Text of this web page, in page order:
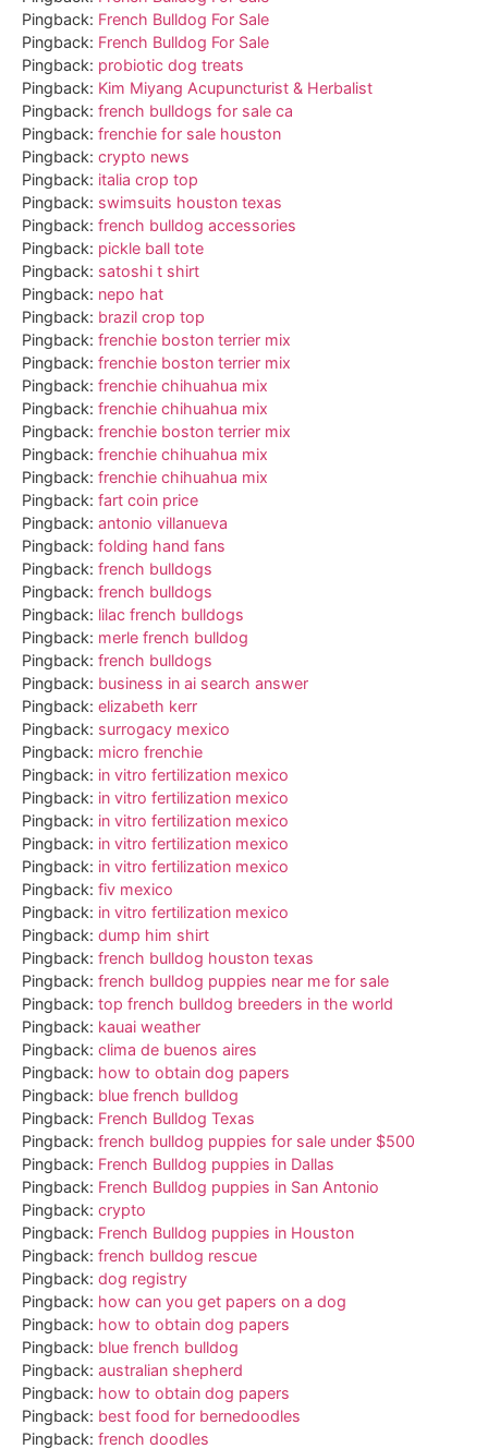
Pingback: French Bulldog For Sale
Pingback: French Bulldog For Sale
Pingback: probiotic dog treats
Pingback: Kim Miyang Acupuncturist & Herbalist
Pingback: french bulldogs for sale ca
Pingback: frenchie for sale houston
Pingback: crypto news
Pingback: italia crop top
Pingback: swimsuits houston texas
Pingback: french bulldog accessories
Pingback: pickle ball tote
Pingback: satoshi t shirt
Pingback: nepo hat
Pingback: brazil crop top
Pingback: frenchie boston terrier mix
Pingback: frenchie boston terrier mix
Pingback: frenchie chihuahua mix
Pingback: frenchie chihuahua mix
Pingback: frenchie boston terrier mix
Pingback: frenchie chihuahua mix
Pingback: frenchie chihuahua mix
Pingback: fart coin price
Pingback: antonio villanueva
Pingback: folding hand fans
Pingback: french bulldogs
Pingback: french bulldogs
Pingback: lilac french bulldogs
Pingback: merle french bulldog
Pingback: french bulldogs
Pingback: business in ai search answer
Pingback: elizabeth kerr
Pingback: surrogacy mexico
Pingback: micro frenchie
Pingback: in vitro fertilization mexico
Pingback: in vitro fertilization mexico
Pingback: in vitro fertilization mexico
Pingback: in vitro fertilization mexico
Pingback: in vitro fertilization mexico
Pingback: fiv mexico
Pingback: in vitro fertilization mexico
Pingback: dump him shirt
Pingback: french bulldog houston texas
Pingback: french bulldog puppies near me for sale
Pingback: top french bulldog breeders in the world
Pingback: kauai weather
Pingback: clima de buenos aires
Pingback: how to obtain dog papers
Pingback: blue french bulldog
Pingback: French Bulldog Texas
Pingback: french bulldog puppies for sale under $500
Pingback: French Bulldog puppies in Dallas
Pingback: French Bulldog puppies in San Antonio
Pingback: crypto
Pingback: French Bulldog puppies in Houston
Pingback: french bulldog rescue
Pingback: dog registry
Pingback: how can you get papers on a dog
Pingback: how to obtain dog papers
Pingback: blue french bulldog
Pingback: australian shepherd
Pingback: how to obtain dog papers
Pingback: best food for bernedoodles
Pingback: french doodles